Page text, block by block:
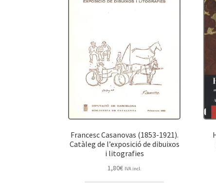
Francesc Casanovas (1853-1921).
Catàleg de l’exposició de dibuixos
i litografies
1,80€ IVA incl.